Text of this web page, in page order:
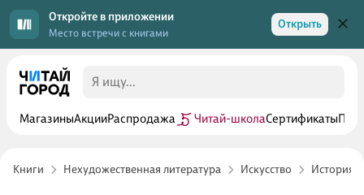
Откройте в приложении
Место встречи с книгами
Открыть
МагазиныАкцииРаспродажа Читай-школаСертификаты
Книги Нехудожественная литература Искусство История